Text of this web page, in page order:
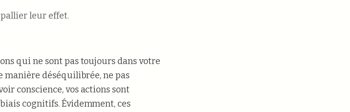
leur effet.
qui ne sont pas toujours dans votre
déséquilibrée, ne pas
conscience, vos actions sont
cognitifs. Évidemment, ces